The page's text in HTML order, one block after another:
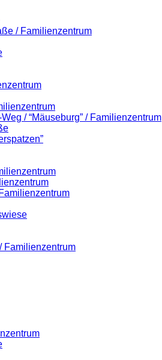
/ Familienzentrum
/ “Mäuseburg” / Familienzentrum
Familienzentrum